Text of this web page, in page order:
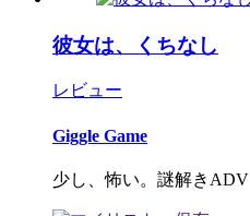
彼女は、くちなし
レビュー
Giggle Game
少し、怖い。謎解きADV